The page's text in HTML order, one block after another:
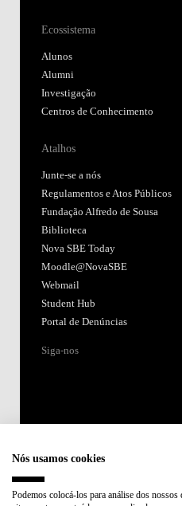
Ecossistema
Alunos
Alumni
Investigação
Centros de Conhecimento
Atalhos
Junte-se a nós
Regulamentos e Atos Públicos
Fundação Alfredo de Sousa
Biblioteca
Nova SBE Today
Moodle@NovaSBE
Webmail
Student Hub
Portal de Denúncias
Siga-nos
Nós usamos cookies
Podemos colocá-los para análise dos